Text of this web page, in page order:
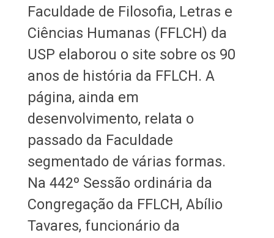
Faculdade de Filosofia, Letras e
Ciências Humanas (FFLCH) da
USP elaborou o site sobre os 90
anos de história da FFLCH. A
página, ainda em
desenvolvimento, relata o
passado da Faculdade
segmentado de várias formas.
Na 442º Sessão ordinária da
Congregação da FFLCH, Abílio
Tavares, funcionário da